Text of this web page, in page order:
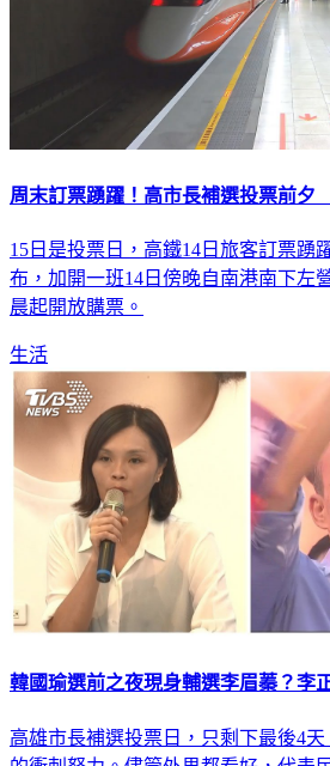
周末訂票踴躍！高市長補選投票前
15日是投票日，高鐵14日旅客訂票踴
布，加開一班14日傍晚自南港南下左
晨起開放購票。
生活
韓國瑜選前之夜現身輔選李眉蓁？李
高雄市長補選投票日，只剩下最後4